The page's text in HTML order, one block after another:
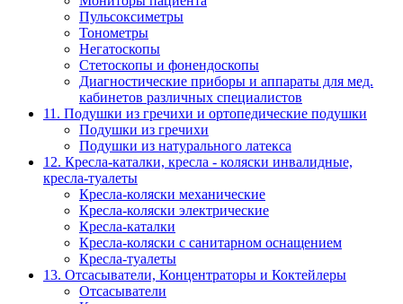
Пульсоксиметры
Тонометры
Негатоскопы
Стетоскопы и фонендоскопы
Диагностические приборы и аппараты для мед.
кабинетов различных специалистов
11. Подушки из гречихи и ортопедические подушки
Подушки из гречихи
Подушки из натурального латекса
12. Кресла-каталки, кресла - коляски инвалидные,
кресла-туалеты
Кресла-коляски механические
Кресла-коляски электрические
Кресла-каталки
Кресла-коляски с санитарном оснащением
Кресла-туалеты
13. Отсасыватели, Концентраторы и Коктейлеры
Отсасыватели